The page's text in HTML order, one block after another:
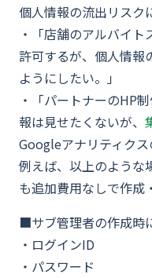
個人情報の流出リスク
・「店舗のアルバイ
許可するが、個人情報
ようにしたい。」
・「パートナーのHP
報は見せたくないが、
Googleアナリティクス
例えば、以上のような
も追加費用なしで作成
■サブ管理者の作成時
・ログインID
・パスワード